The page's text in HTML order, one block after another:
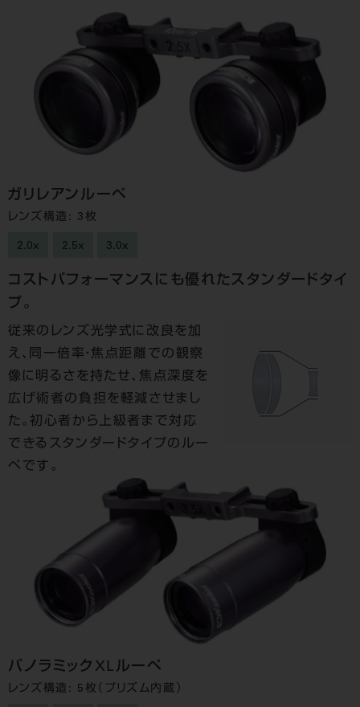
ガリレアンルーペ
レンズ構造: 3枚
2.0x 2.5x 3.0x
コストパフォーマンスにも優れたスタンダードタイ
プ。
従来のレンズ光学式に改良を加
え、同一倍率・焦点距離での観察
像に明るさを持たせ、焦点深度を
広げ術者の負担を軽減させまし
た。初心者から上級者まで対応
できるスタンダードタイプのルー
ペです。
パノラミックXLルーペ
レンズ構造: 5枚（プリズム内蔵）